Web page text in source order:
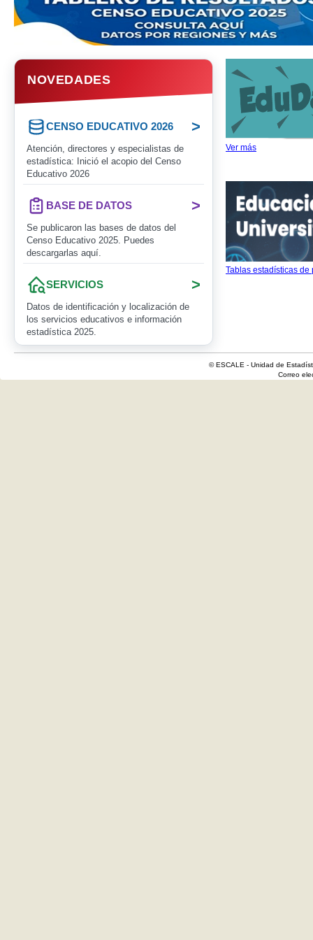
NOVEDADES
CENSO EDUCATIVO 2026 >
Atención, directores y especialistas de
estadística: Inició el acopio del Censo
Educativo 2026
BASE DE DATOS >
Se publicaron las bases de datos del
Censo Educativo 2025. Puedes
descargarlas aquí.
SERVICIOS >
Datos de identificación y localización de
los servicios educativos e información
estadística 2025.
Ver más
Tablas estadísticas
© ESCALE - Unidad de
Correo